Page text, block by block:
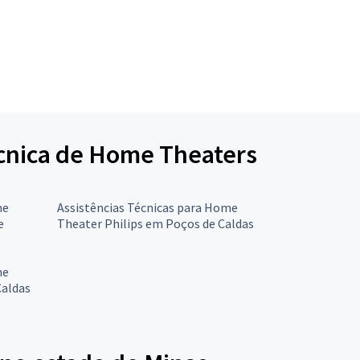
de Home Theaters
Assistências Técnicas para Home
Theater Philips em Poços de Caldas